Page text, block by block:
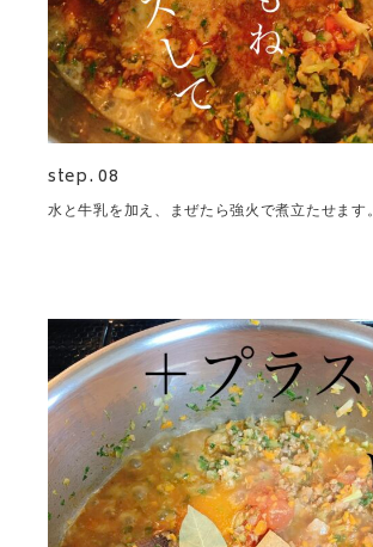
step. 08
水と牛乳を加え、まぜたら強火で煮立たせます。